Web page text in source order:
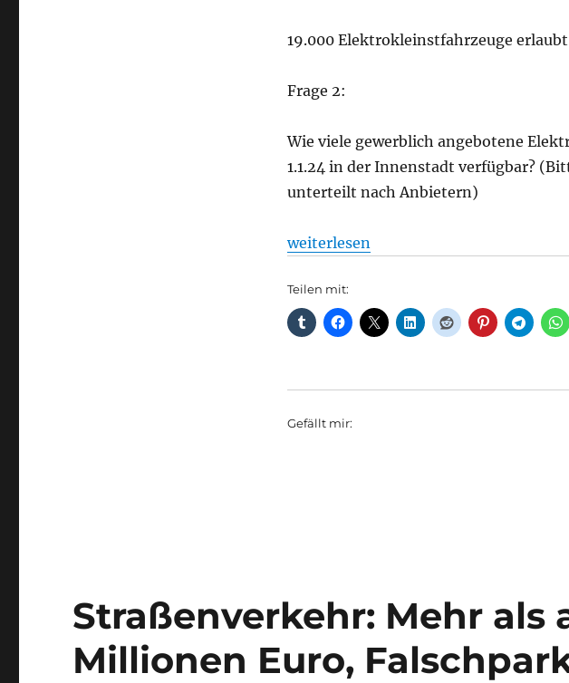
19.000 Elektrokleinstfahrzeuge
Frage 2:
Wie viele gewerblich angebotene
1.1.24 in der Innenstadt verfügbar?
unterteilt nach Anbietern)
„Mikromobilität: Wie geht der Senat
weiterlesen
Teilen mit:
Gefällt mir:
Straßenverkehr: Mehr als
Millionen Euro,